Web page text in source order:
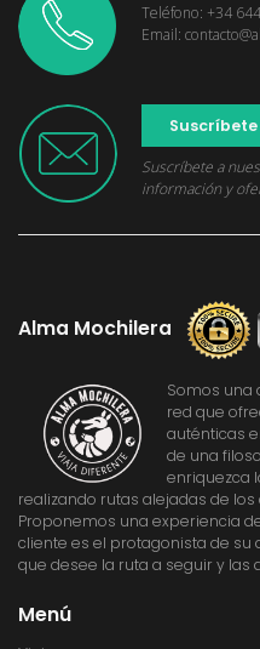
Teléfono: +34
Email:
Suscríbete a
información y
Alma Mochilera
Somos una
red que
auténticas
de una
enriquezca
realizando rutas alejadas de
Proponemos una experiencia
cliente es el protagonista de su
que desee la ruta a seguir y las
Menú